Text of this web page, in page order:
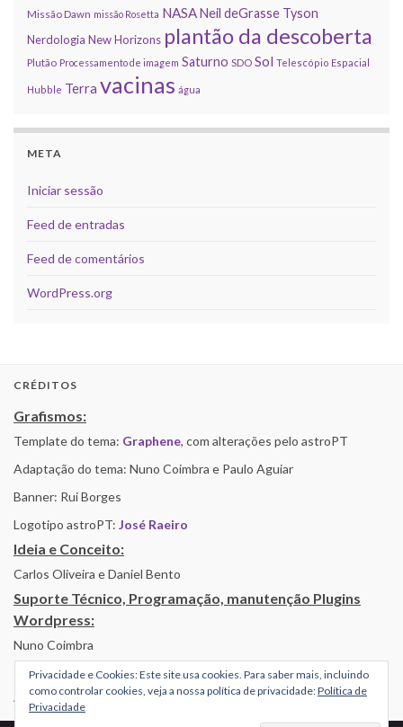
Missão Dawn missão Rosetta NASANeil deGrasse Tyson
Nerdologia New Horizons plantão da descoberta
Plutão Processamento de imagem Saturno SDO Sol Telescópio Espacial
Hubble Terra vacinas água
META
Iniciar sessão
Feed de entradas
Feed de comentários
WordPress.org
CRÉDITOS
Grafismos:
Template do tema: Graphene, com alterações pelo astroPT
Adaptação do tema: Nuno Coimbra e Paulo Aguiar
Banner: Rui Borges
Logotipo astroPT: José Raeiro
Ideia e Conceito:
Carlos Oliveira e Daniel Bento
Suporte Técnico, Programação, manutenção Plugins
Wordpress:
Nuno Coimbra
Alojamento por Simbiose
Privacidade e Cookies: Este site usa cookies. Para saber mais, incluindo
como controlar cookies, veja a nossa política de privacidade:Política de
Privacidade